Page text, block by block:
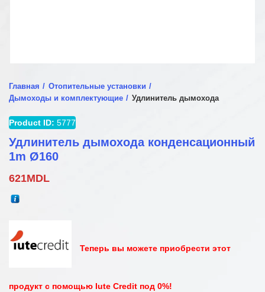
Главная
Отопительные установки
Дымоходы и комплектующие
Удлинитель дымохода
Product ID: 5777
Удлинитель дымохода конденсационный
1m Ø160
621MDL
Теперь вы можете приобрести этот
продукт с помощью Iute Credit под 0%!